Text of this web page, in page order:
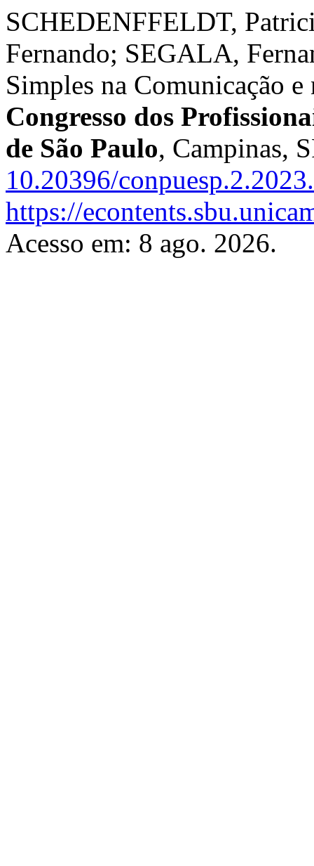
SCHEDENFFELDT,
Fernando; SEGALA,
Simples na Comunicação
Congresso dos
de São Paulo, Campinas,
10.20396/
https://
Acesso em: 8 ago. 2026.